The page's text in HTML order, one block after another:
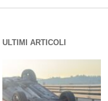
ULTIMI ARTICOLI